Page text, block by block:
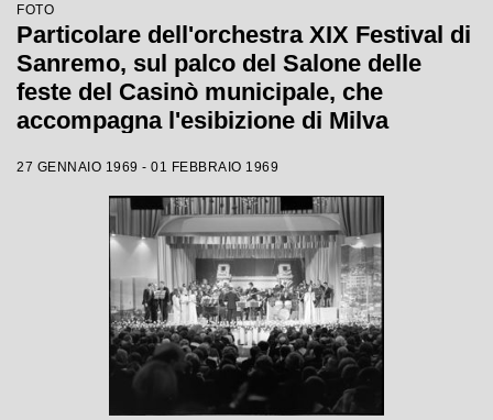
FOTO
Particolare dell'orchestra XIX Festival di
Sanremo, sul palco del Salone delle
feste del Casinò municipale, che
accompagna l'esibizione di Milva
27 GENNAIO 1969 - 01 FEBBRAIO 1969